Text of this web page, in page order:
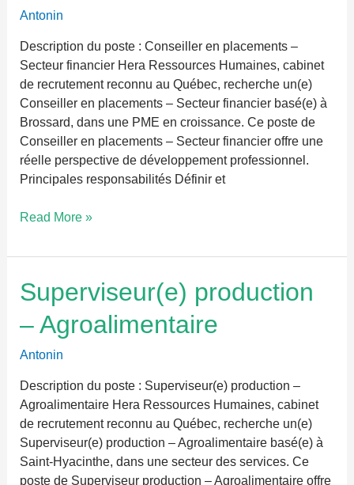
Antonin
Description du poste : Conseiller en placements –
Secteur financier Hera Ressources Humaines, cabinet
de recrutement reconnu au Québec, recherche un(e)
Conseiller en placements – Secteur financier basé(e) à
Brossard, dans une PME en croissance. Ce poste de
Conseiller en placements – Secteur financier offre une
réelle perspective de développement professionnel.
Principales responsabilités Définir et
Secteur
financier
Read More »
Superviseur(e) production
– Agroalimentaire
Antonin
Description du poste : Superviseur(e) production –
Agroalimentaire Hera Ressources Humaines, cabinet
de recrutement reconnu au Québec, recherche un(e)
Superviseur(e) production – Agroalimentaire basé(e) à
Saint-Hyacinthe, dans une secteur des services. Ce
poste de Superviseur production – Agroalimentaire offre
Superviseur(e)
production
Agroalimentaire